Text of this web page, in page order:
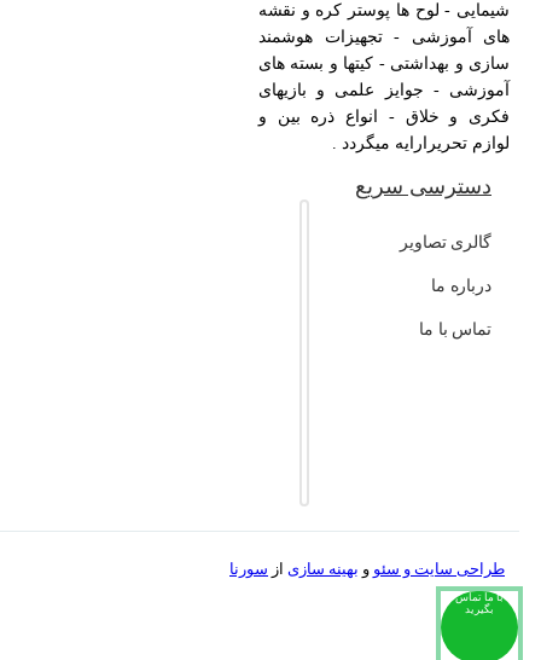
با ما تماس
بگیرید
شیمایی - لوح ها پوستر کره و نقشه
های آموزشی - تجهیزات هوشمند
سازی و بهداشتی - کیتها و بسته های
آموزشی - جوایز علمی و بازیهای
فکری و خلاق - انواع ذره بین و
لوازم تحریرارایه میگردد .
دسترسی سریع
گالری تصاویر
درباره ما
تماس با ما
طراحی سایت و سئوو بهینه سازی از سورنا